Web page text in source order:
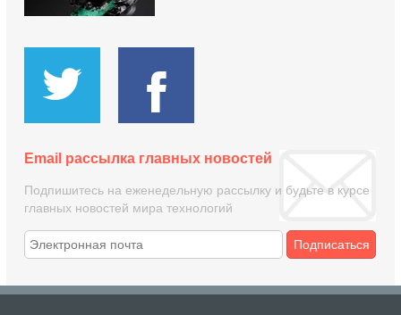
Email рассылка главных новостей
Подпишитесь на еженедельную рассылку и будьте в курсе
главных новостей мира технологий
Подписаться